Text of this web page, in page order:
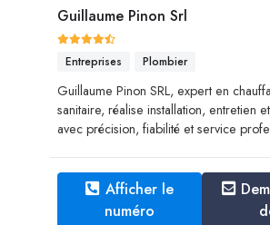
Guillaume Pinon Srl
Entreprises Plombier
Guillaume Pinon SRL, expert en
sanitaire, réalise installation, entretien
avec précision, fiabilité et service
Afficher le
numéro